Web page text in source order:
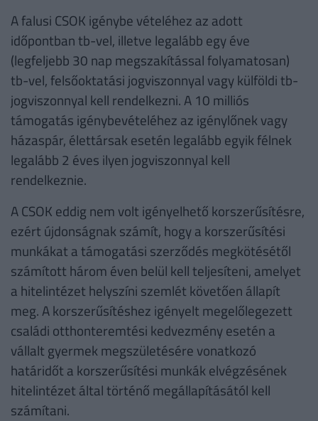
A falusi CSOK igénybe vételéhez az adott
időpontban tb-vel, illetve legalább egy éve
(legfeljebb 30 nap megszakítással folyamatosan)
tb-vel, felsőoktatási jogviszonnyal vagy külföldi tb-
jogviszonnyal kell rendelkezni. A 10 milliós
támogatás igénybevételéhez az igénylőnek vagy
házaspár, élettársak esetén legalább egyik félnek
legalább 2 éves ilyen jogviszonnyal kell
rendelkeznie.
A CSOK eddig nem volt igényelhető korszerűsítésre,
ezért újdonságnak számít, hogy a korszerűsítési
munkákat a támogatási szerződés megkötésétől
számított három éven belül kell teljesíteni, amelyet
a hitelintézet helyszíni szemlét követően állapít
meg. A korszerűsítéshez igényelt megelőlegezett
családi otthonteremtési kedvezmény esetén a
vállalt gyermek megszületésére vonatkozó
határidőt a korszerűsítési munkák elvégzésének
hitelintézet által történő megállapításától kell
számítani.